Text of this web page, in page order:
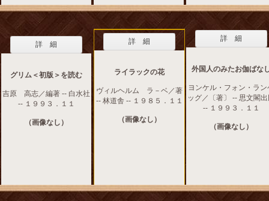
詳 細
グリム＜初版＞を読む
吉原 高志／編著 -- 白水社
-- １９９３．１１
（画像なし）
詳 細
ライラックの花
ヴィルヘルム ラ－ベ／著
-- 林道舎 -- １９８５．１１
（画像なし）
詳 細
外国人のみたお伽ばな
ヨンケル・フォン・ラン
ッグ／〔著〕 -- 思文閣
-- １９９３．１１
（画像なし）